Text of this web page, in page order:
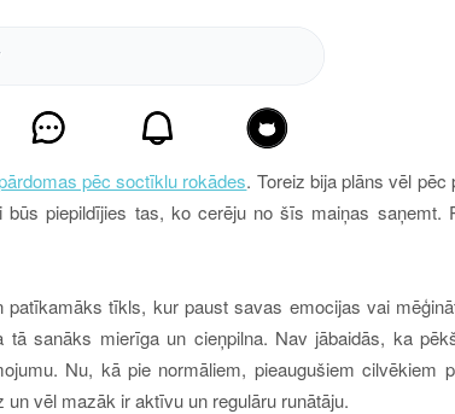
pēc soctīklu rokādes. Toreiz bija plāns vēl pēc
piepildījies tas, ko cerēju no šīs maiņas saņemt.
tīkls, kur paust savas emocijas vai
sanāks mierīga un cieņpilna. Nav jābaidās, ka
Nu, kā pie normāliem, pieaugušiem cilvēkiem
un vēl mazāk iraktīvu un regulāru runātāju.